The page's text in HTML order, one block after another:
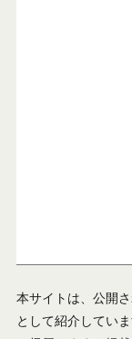
本サイトは、公開
として紹介してい